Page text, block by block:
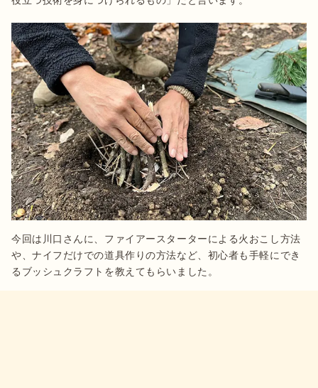
今回は川口さんに、ファイアースターターによる火おこし方法
や、ナイフだけでの道具作りの方法など、初心者も手軽にでき
るブッシュクラフトを教えてもらいました。